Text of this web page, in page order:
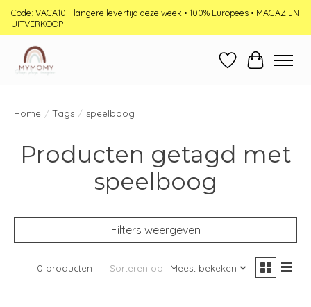
Code: VACA10 - langere levertijd deze week • 100% Europees • MAGAZIJN
UITVERKOOP
Verlanglijst
Home / Tags / speelboog
Producten getagd met
speelboog
Filters weergeven
0 producten Sorteren op Meest bekeken